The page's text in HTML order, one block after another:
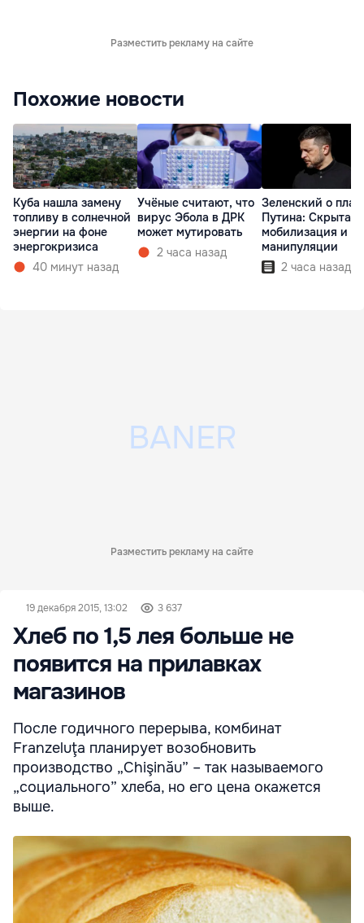
Разместить рекламу на сайте
Похожие новости
Куба нашла замену
топливу в солнечной
энергии на фоне
энергокризиса
40 минут назад
Учёные считают, что
вирус Эбола в ДРК
может мутировать
2 часа назад
Зеленский о
Путина: Скрытая
мобилизация и
манипуляции
2 часа назад
Разместить рекламу на сайте
19 декабря 2015, 13:02 3 637
Хлеб по 1,5 лея больше не
появится на прилавках
магазинов
После годичного перерыва, комбинат
Franzeluţa планирует возобновить
производство „Chişinău” – так называемого
„социального” хлеба, но его цена окажется
выше.